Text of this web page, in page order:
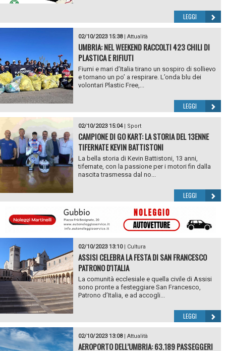
LEGGI
02/10/2023 15:38| Attualità
UMBRIA: NEL WEEKEND RACCOLTI 423 CHILI DI
PLASTICA E RIFIUTI
Fiumi e mari d’Italia tirano un sospiro di sollievo
e tornano un po’ a respirare. L’onda blu dei
volontari Plastic Free,...
LEGGI
02/10/2023 15:04| Sport
CAMPIONE DI GO KART: LA STORIA DEL 13ENNE
TIFERNATE KEVIN BATTISTONI
La bella storia di Kevin Battistoni, 13 anni,
tifernate, con la passione per i motori fin dalla
nascita trasmessa dal no...
LEGGI
02/10/2023 13:10| Cultura
ASSISI CELEBRA LA FESTA DI SAN FRANCESCO
PATRONO D'ITALIA
La comunità ecclesiale e quella civile di Assisi
sono pronte a festeggiare San Francesco,
Patrono d’Italia, e ad accogli...
LEGGI
02/10/2023 13:08| Attualità
AEROPORTO DELL’UMBRIA: 63.189 PASSEGGERI